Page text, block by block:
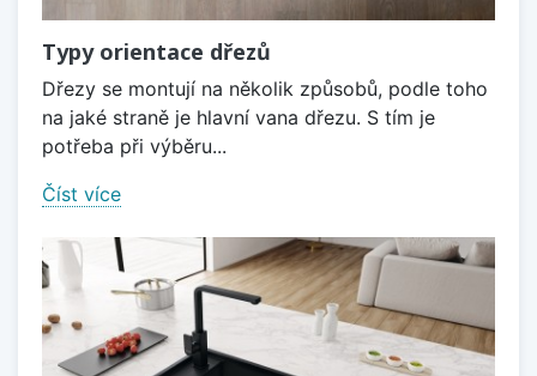
Typy orientace dřezů
Dřezy se montují na několik způsobů, podle toho
na jaké straně je hlavní vana dřezu. S tím je
potřeba při výběru...
Číst více